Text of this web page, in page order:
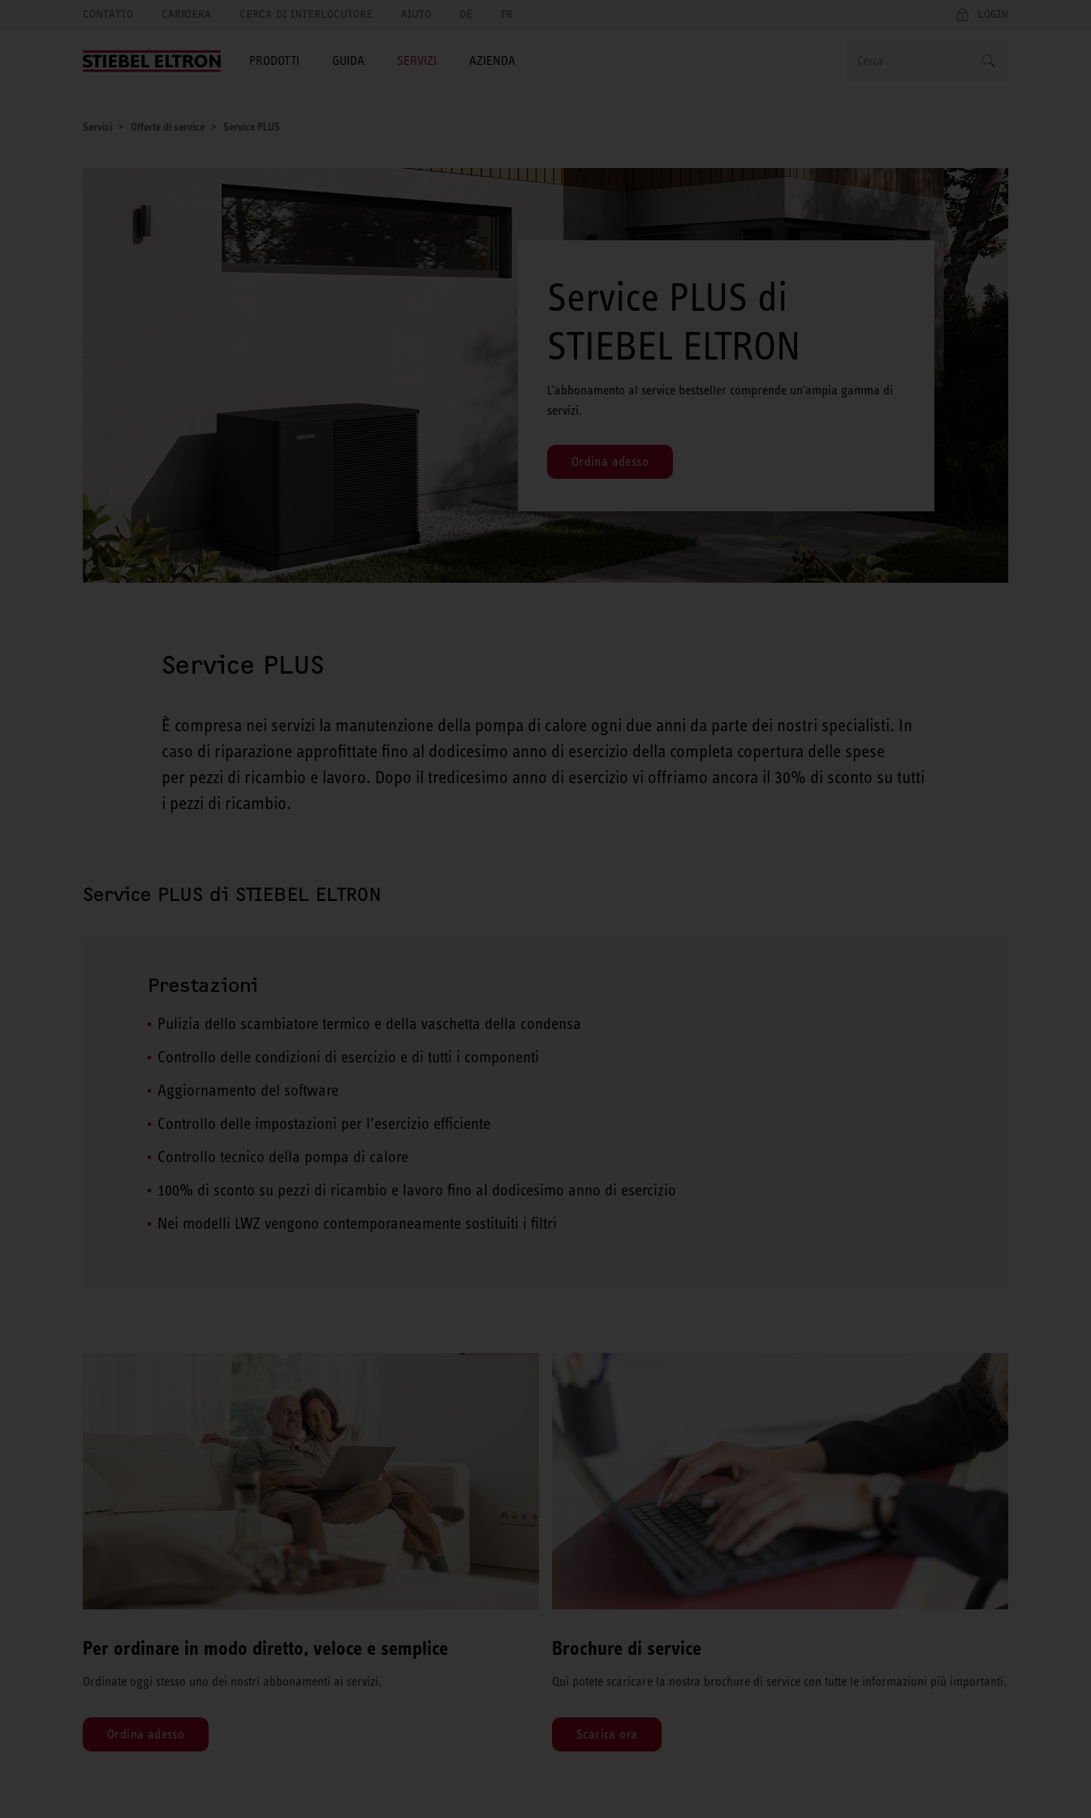
CONTATTO CARRIERA CERCA DI INTERLOCUTORE AIUTO DE FR LOGIN
PRODOTTI GUIDA SERVIZI AZIENDA
Servizi Offerte di service Service PLUS
Service PLUS di
STIEBEL ELTRON
L'abbonamento al service bestseller comprende un'ampia gamma di
servizi.
Ordina adesso
Service PLUS
È compresa nei servizi la manutenzione della pompa di calore ogni due anni da parte dei nostri specialisti. In
caso di riparazione approfittate fino al dodicesimo anno di esercizio della completa copertura delle spese
per pezzi di ricambio e lavoro. Dopo il tredicesimo anno di esercizio vi offriamo ancora il 30% di sconto su tutti
i pezzi di ricambio.
Service PLUS di STIEBEL ELTRON
Prestazioni
Pulizia dello scambiatore termico e della vaschetta della condensa
Controllo delle condizioni di esercizio e di tutti i componenti
Aggiornamento del software
Controllo delle impostazioni per l’esercizio efficiente
Controllo tecnico della pompa di calore
100% di sconto su pezzi di ricambio e lavoro fino al dodicesimo anno di esercizio
Nei modelli LWZ vengono contemporaneamente sostituiti i filtri
Per ordinare in modo diretto, veloce e semplice
Ordinate oggi stesso uno dei nostri abbonamenti ai servizi.
Ordina adesso
Brochure di service
Qui potete scaricare la nostra brochure di service con tutte le informazioni più importanti.
Scarica ora